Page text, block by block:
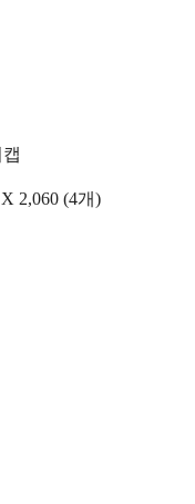
2,060 (4개)